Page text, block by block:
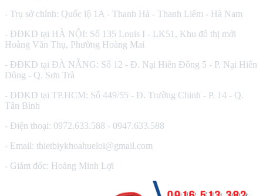
- Trụ sở chính: Quốc lộ 1A - Thanh Hà - Thanh Liêm - Hà Nam
- ĐĐKD tại HÀ NỘI: Số 135 Louis I - LK51, Khu đô thị mới
Hoàng Văn Thụ, Phường Hoàng Mai
- ĐĐKD tại ĐÀ NẴNG: Số 12 - Đ. Nại Hiên Đông 5 - P. Nại Hiên
Đông - Q. Sơn Trà
- ĐĐKD tại TP.HCM: Số 449/55 - Đ. Trường Chinh - P. 14 - Q.
Tân Bình
- Điện thoại: 0972.633.588 - 0947.633.588
- Email: thietbiykhoahueloi@gmail.com
- Giám đốc: Hoàng Minh Lợi